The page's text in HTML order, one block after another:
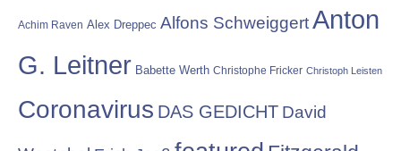
Achim Raven Alex Dreppec Alfons SchweiggertAnton
G. Leitner Babette Werth Christophe Fricker Christoph Leisten
Coronavirus DAS GEDICHT David